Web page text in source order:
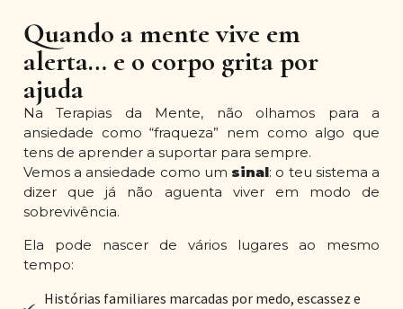
Quando a mente vive em
alerta… e o corpo grita por
ajuda
Na Terapias da Mente, não olhamos para a
ansiedade como “fraqueza” nem como algo que
tens de aprender a suportar para sempre.
Vemos a ansiedade como um sinal: o teu sistema a
dizer que já não aguenta viver em modo de
sobrevivência.
Ela pode nascer de vários lugares ao mesmo
tempo:
Histórias familiares marcadas por medo, escassez e